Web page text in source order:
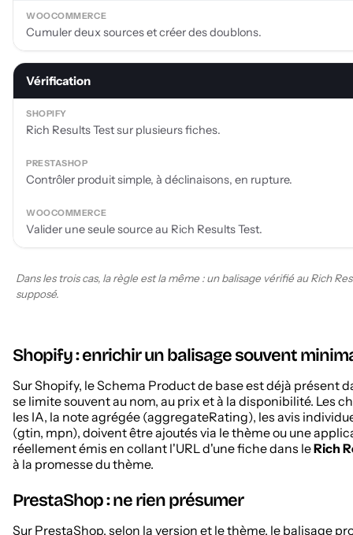
Cumuler deux sources et créer des doublons.
Vérification
Rich Results Test sur plusieurs fiches.
Contrôler produit simple, à déclinaisons, en rupture.
Valider une seule source au Rich Results Test.
Dans les trois cas, la règle est la même : un balisage vérifié au Rich
supposé.
Shopify : enrichir un balisage souvent
Sur Shopify, le Schema Product de base est déjà présent
se limite souvent au nom, au prix et à la disponibilité. Les
les IA, la note agrégée (aggregateRating), les avis
(gtin, mpn), doivent être ajoutés via le thème ou une
réellement émis en collant l'URL d'une fiche dans leRich
à la promesse du thème.
PrestaShop : ne rien présumer
Sur PrestaShop, selon la version et le thème, le balisage